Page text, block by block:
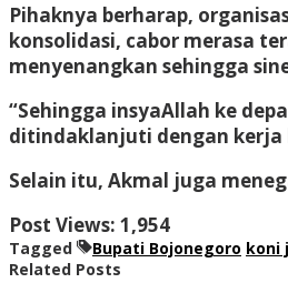
Pihaknya berharap,
konsolidasi, cabor merasa
menyenangkan sehingga
“Sehingga insyaAllah ke
ditindaklanjuti dengan kerja
Selain itu, Akmal juga
Post Views: 1,954
Tagged Bupati Bojonegoro koni
Related Posts